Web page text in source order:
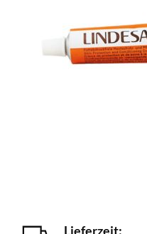
Lieferzeit: